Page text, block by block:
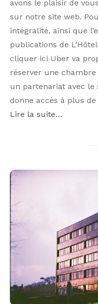
avons le plaisir de
sur notre site web.
intégralité, ainsi que
publications de
cliquer ici Uber va
réserver une chambre
un partenariat avec le
donne accès à plus
Lire la suite…